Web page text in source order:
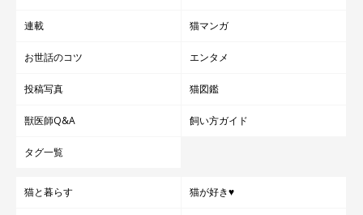
連載 猫マンガ
お世話のコツ エンタメ
投稿写真 猫図鑑
獣医師Q&A 飼い方ガイド
タグ一覧
猫と暮らす 猫が好き♥